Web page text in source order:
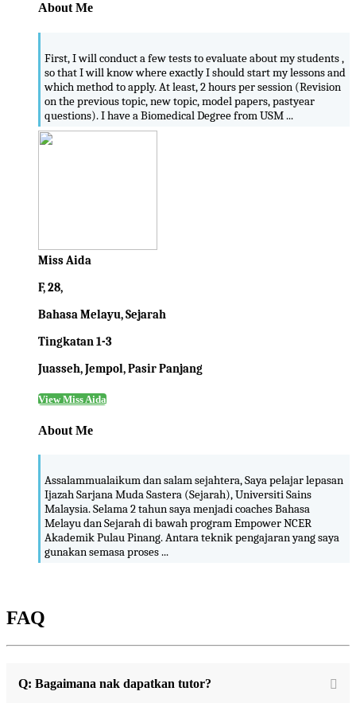
About Me
First, I will conduct a few tests to evaluate about my students ,
so that I will know where exactly I should start my lessons and
which method to apply. At least, 2 hours per session (Revision
on the previous topic, new topic, model papers, pastyear
questions). I have a Biomedical Degree from USM ...
Miss Aida
F, 28,
Bahasa Melayu, Sejarah
Tingkatan 1-3
Juasseh, Jempol, Pasir Panjang
View Miss Aida
About Me
Assalammualaikum dan salam sejahtera, Saya pelajar lepasan
Ijazah Sarjana Muda Sastera (Sejarah), Universiti Sains
Malaysia. Selama 2 tahun saya menjadi coaches Bahasa
Melayu dan Sejarah di bawah program Empower NCER
Akademik Pulau Pinang. Antara teknik pengajaran yang saya
gunakan semasa proses ...
FAQ
Q: Bagaimana nak dapatkan tutor?